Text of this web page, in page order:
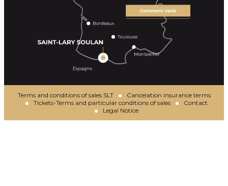
Terms and conditions of sales SLT
Cancelation insurance terms
Tickets-Terms and particular conditions of sales
Contact
Legal Notice